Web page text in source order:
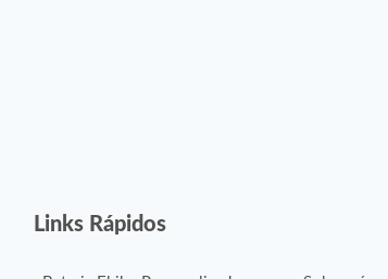
Links Rápidos